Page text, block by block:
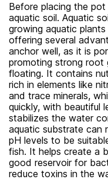
Before placing the
aquatic soil. Aquatic
growing aquatic
offering several
anchor well, as it is
promoting strong root
floating. It contains
rich in elements like
and trace minerals,
quickly, with beautiful
stabilizes the water
aquatic substrate can
pH levels to be
fish. It helps create a
good reservoir for
reduce toxins in the